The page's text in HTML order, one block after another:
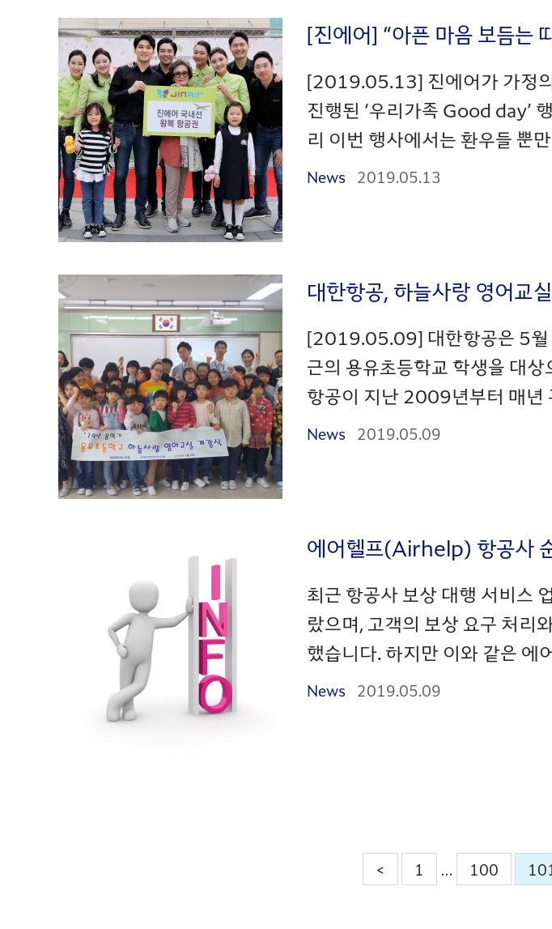
[진에어] “아픈 마음 보듬는
[2019.05.13] 진에어가 가정
진행된 ‘우리가족 Good day’
리 이번 행사에서는 환우들 뿐
News 2019.05.13
대한항공, 하늘사랑 영어교
[2019.05.09] 대한항공은 5월
근의 용유초등학교 학생을 대상
항공이 지난 2009년부터 매년
News 2019.05.09
에어헬프(Airhelp) 항공사
최근 항공사 보상 대행 서비스
랐으며, 고객의 보상 요구 처리
했습니다. 하지만 이와 같은 에
News 2019.05.09
< 1 … 100